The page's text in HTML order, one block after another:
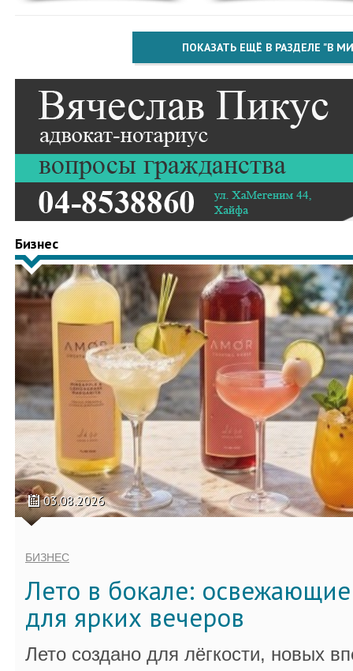
ПОКАЗАТЬ ЕЩЁ В РАЗДЕЛЕ "В
Бизнес
03.08.2026
БИЗНЕС
Лето в бокале:
для ярких вечеров
Лето создано для лёгкости, новых